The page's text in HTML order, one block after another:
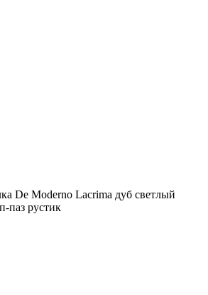
De Moderno Lacrima дуб светлый
паз рустик